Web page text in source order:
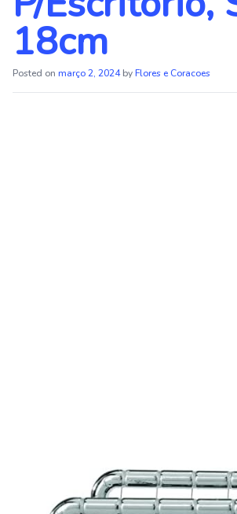
18cm
Posted on março 2, 2024 byFlores e Coracoes